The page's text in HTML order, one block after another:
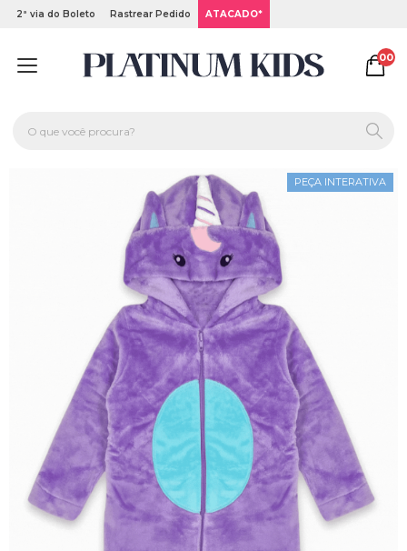
2ª via do Boleto Rastrear Pedido ATACADO*
00
PEÇA INTERATIVA